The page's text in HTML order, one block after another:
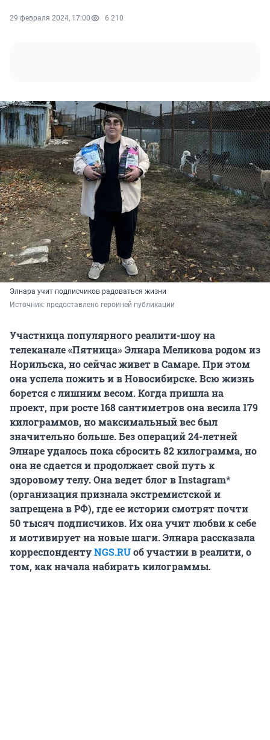
29 февраля 2024, 17:00 6 210
Элнара учит подписчиков радоваться жизни
Источник: предоставлено героиней публикации
Участница популярного реалити-шоу на
телеканале «Пятница» Элнара Меликова родом из
Норильска, но сейчас живет в Самаре. При этом
она успела пожить и в Новосибирске. Всю жизнь
борется с лишним весом. Когда пришла на
проект, при росте 168 сантиметров она весила 179
килограммов, но максимальный вес был
значительно больше. Без операций 24-летней
Элнаре удалось пока сбросить 82 килограмма, но
она не сдается и продолжает свой путь к
здоровому телу. Она ведет блог в Instagram*
(организация признала экстремистской и
запрещена в РФ), где ее истории смотрят почти
50 тысяч подписчиков. Их она учит любви к себе
и мотивирует на новые шаги. Элнара рассказала
корреспондентуNGS.RUоб участии в реалити, о
том, как начала набирать килограммы.